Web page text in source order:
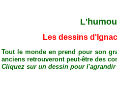
Les dessins
Tout le monde en prend pour son
anciens retrouveront peut-être des
Cliquez sur un dessin pour l'agrandir